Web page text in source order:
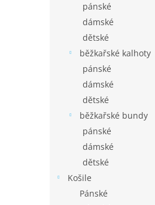
pánské
dámské
dětské
běžkařské kalhoty
pánské
dámské
dětské
běžkařské bundy
pánské
dámské
dětské
Košile
Pánské